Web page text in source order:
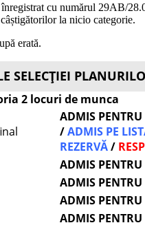
cu numărul 29AB/
la nicio categorie.
erată.
SELECȚIEI
2 locuri de munca
ADMIS
/ADMIS PE
REZERVĂ/
ADMIS
ADMIS
ADMIS
ADMIS